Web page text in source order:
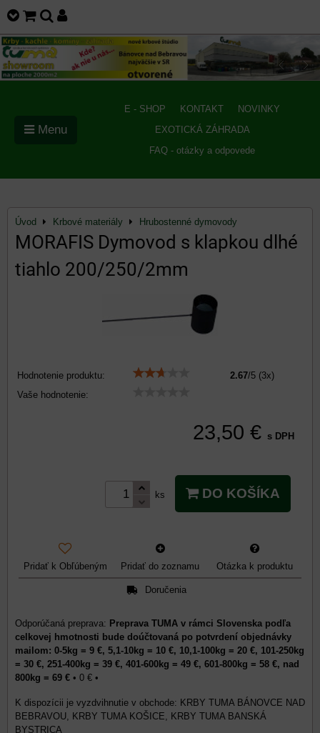
E - SHOP KONTAKT
NOVINKY
EXOTICKÁ ZÁHRADA
FAQ - otázky a odpovede
Menu
Úvod Krbové materiály Hrubostenné dymovody
MORAFIS Dymovod s klapkou dlhé
tiahlo 200/250/2mm
Hodnotenie produktu: 2.67/5 (3x)
Vaše hodnotenie:
23,50 € s DPH
ks DO KOŠÍKA
Pridať k Obľúbeným Pridať do zoznamu Otázka k produktu
Doručenia
Preprava TUMA v rámci Slovenska podľa
celkovej hmotnosti bude doúčtovaná po potvrdení objednávky
mailom: 0-5kg = 9 €, 5,1-10kg = 10 €, 10,1-100kg = 20 €, 101-250kg
= 30 €, 251-400kg = 39 €, 401-600kg = 49 €, 601-800kg = 58 €, nad
800kg = 69 € • 0 € •
KRBY TUMA BÁNOVCE NAD
BEBRAVOU, KRBY TUMA KOŠICE, KRBY TUMA BANSKÁ
BYSTRICA